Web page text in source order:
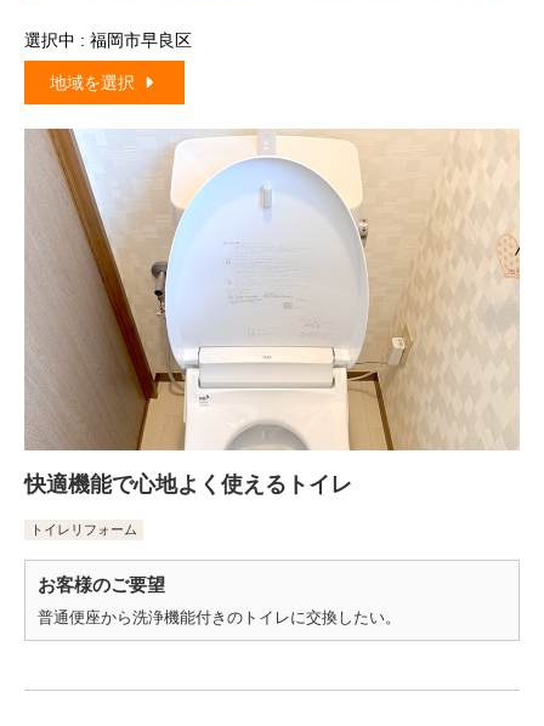
選択中 : 福岡市早良区
地域を選択
快適機能で心地よく使えるトイレ
トイレリフォーム
お客様のご要望
普通便座から洗浄機能付きのトイレに交換したい。